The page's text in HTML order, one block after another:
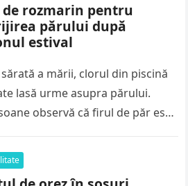
de rozmarin pentru
părului după
estival
a mării, clorul din piscină
lasă urme asupra părului.
observă că firul de păr este